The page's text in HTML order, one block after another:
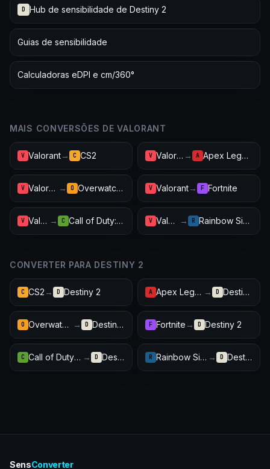
D Hub de sensibilidade de Destiny 2
Guias de sensibilidade
Calculadoras eDPI e cm/360°
MAIS CONVERSÕES DE VALORANT
V Valorant→ C CS2 V Valorant → A Apex Legends
V Valorant → O Overwatch 2 V Valorant→ F Fortnite
V Valorant → C Call of Duty: Warzone V Valorant → R Rainbow Six Siege
CONVERTER PARA DESTINY 2
C CS2 → D Destiny 2 A Apex Legends → D Destiny 2
O Overwatch 2 → D Destiny 2 F Fortnite → D Destiny 2
C Call of Duty: Warzone → D Destiny 2 R Rainbow Six Siege → D Destiny 2
SensConverter